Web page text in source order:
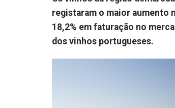
registaram o maior aumento
18,2% em faturação no
dos vinhos portugueses.